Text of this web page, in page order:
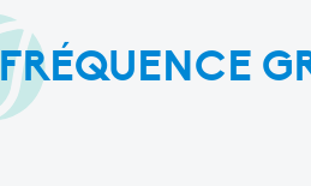
FRÉQUENCE